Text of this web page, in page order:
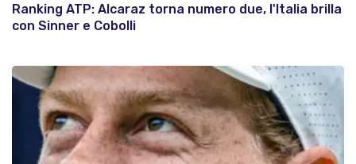
Ranking ATP: Alcaraz torna numero due, l'Italia brilla
con Sinner e Cobolli